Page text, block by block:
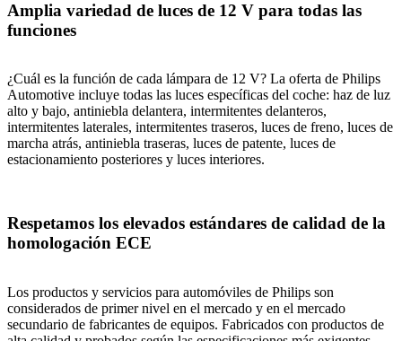
Amplia variedad de luces de 12 V para todas las
funciones
¿Cuál es la función de cada lámpara de 12 V? La oferta de Philips
Automotive incluye todas las luces específicas del coche: haz de luz
alto y bajo, antiniebla delantera, intermitentes delanteros,
intermitentes laterales, intermitentes traseros, luces de freno, luces de
marcha atrás, antiniebla traseras, luces de patente, luces de
estacionamiento posteriores y luces interiores.
Respetamos los elevados estándares de calidad de la
homologación ECE
Los productos y servicios para automóviles de Philips son
considerados de primer nivel en el mercado y en el mercado
secundario de fabricantes de equipos. Fabricados con productos de